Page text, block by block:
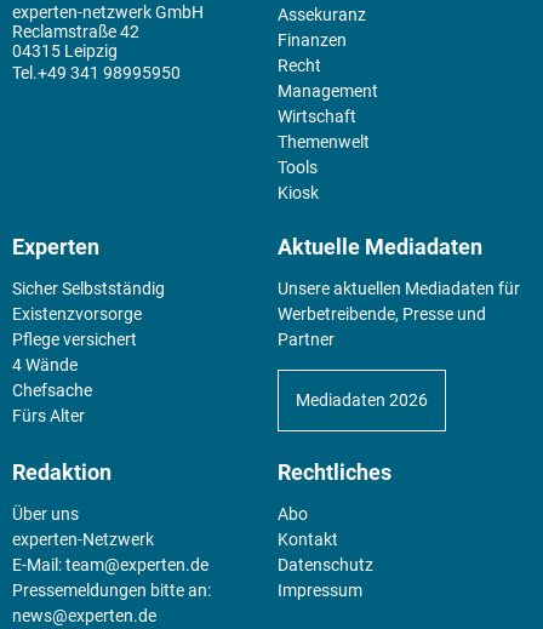
experten-netzwerk GmbH
Reclamstraße 42
04315 Leipzig
+49 341 98995950
Assekuranz
Finanzen
Recht
Management
Wirtschaft
Themenwelt
Tools
Kiosk
Experten
Sicher Selbstständig
Existenz­vorsorge
Pflege versichert
4 Wände
Chefsache
Fürs Alter
Aktuelle Mediadaten
Unsere aktuellen Mediadaten für
Werbetreibende, Presse und
Partner
Mediadaten 2026
Redaktion
Über uns
experten-Netzwerk
E-Mail:team@experten.de
Pressemeldungen bitte an:
news@experten.de
Rechtliches
Abo
Kontakt
Datenschutz
Impressum